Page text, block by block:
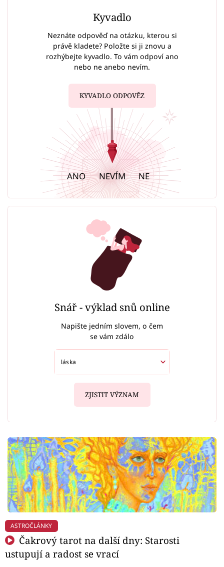
Kyvadlo
Neznáte odpověď na otázku, kterou si
právě kladete? Položte si ji znovu a
rozhýbejte kyvadlo. To vám odpoví ano
nebo ne anebo nevím.
KYVADLO ODPOVĚZ
ANO NEVÍM NE
Snář - výklad snů online
Napište jedním slovem, o čem
se vám zdálo
ZJISTIT VÝZNAM
ASTROČLÁNKY
Čakrový tarot na další dny: Starosti
ustupují a radost se vrací